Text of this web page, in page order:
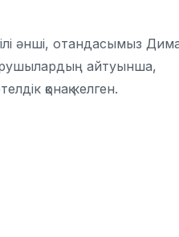
әнші, отандасымыз
айтуынша,
қонақ келген.